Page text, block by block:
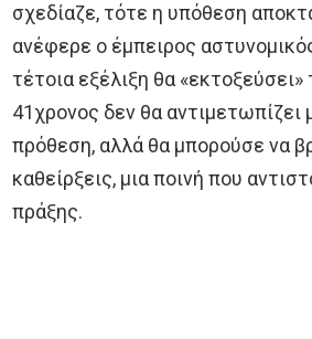
σχεδίαζε, τότε η υπόθεση
ανέφερε ο έμπειρος
τέτοια εξέλιξη θα
41χρονος δεν θα
πρόθεση, αλλά θα μπορούσε να
καθείρξεις, μια ποινή που
πράξης.